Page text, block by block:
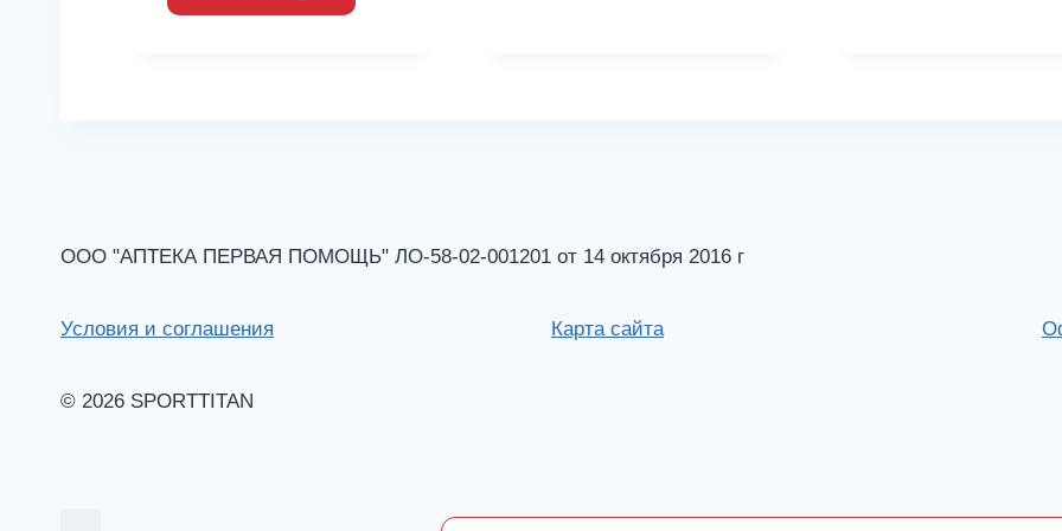
ООО "АПТЕКА ПЕРВАЯ ПОМОЩЬ" ЛО-58-02-001201 от 14 октября 2016 г
Условия и соглашения Карта сайта
© 2026 SPORTTITAN